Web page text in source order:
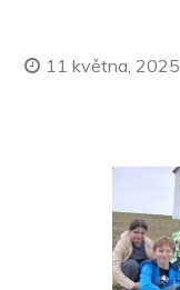
11 května, 2025